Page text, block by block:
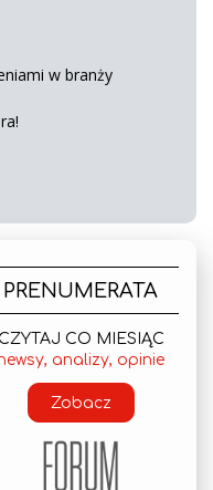
w branży
wydaniu
numerze
gazety
PRENUMERATA
CZYTAJ CO MIESIĄC
analizy, opinie
Zobacz